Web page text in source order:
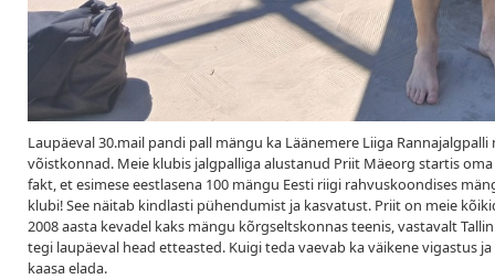
Laupäeval 30.mail pandi pall mängu ka Läänemere Liiga
võistkonnad. Meie klubis jalgpalliga alustanud Priit Mäeorg startis
fakt, et esimese eestlasena 100 mängu Eesti riigi rahvuskoondises
klubi! See näitab kindlasti pühendumist ja kasvatust. Priit on meie
2008 aasta kevadel kaks mängu kõrgseltskonnas teenis, vastavalt
tegi laupäeval head etteasted. Kuigi teda vaevab ka väikene vigastus
kaasa elada.